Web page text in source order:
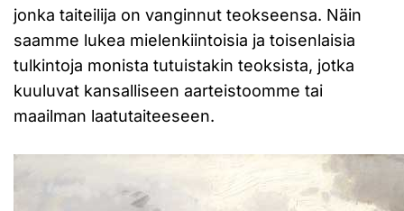
jonka taiteilija on vanginnut teokseensa. Näin
saamme lukea mielenkiintoisia ja toisenlaisia
tulkintoja monista tutuistakin teoksista, jotka
kuuluvat kansalliseen aarteistoomme tai
maailman laatutaiteeseen.